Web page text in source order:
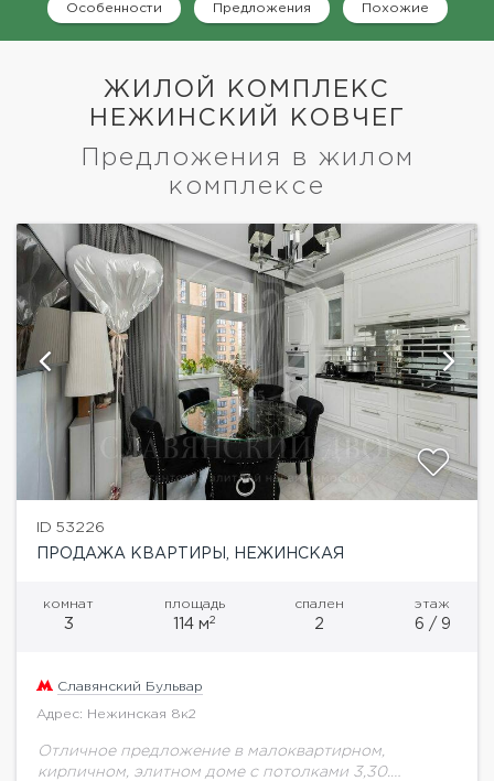
Особенности Предложения Похожие
ЖИЛОЙ КОМПЛЕКС
НЕЖИНСКИЙ КОВЧЕГ
Предложения в жилом
комплексе
ID 53226
ПРОДАЖА КВАРТИРЫ, НЕЖИНСКАЯ
комнат
3
площадь
114 м2
спален
2
этаж
6 / 9
Славянский Бульвар
Адрес: Нежинская 8к2
Отличное предложение в малоквартирном,
кирпичном, элитном доме с потолками 3,30.